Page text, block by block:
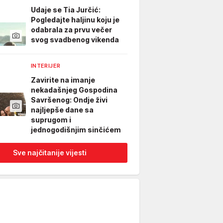
Udaje se Tia Jurčić:
Pogledajte haljinu koju je
odabrala za prvu večer
svog svadbenog vikenda
INTERIJER
Zavirite na imanje
nekadašnjeg Gospodina
Savršenog: Ondje živi
najljepše dane sa
suprugom i
jednogodišnjim sinčićem
Sve najčitanije vijesti